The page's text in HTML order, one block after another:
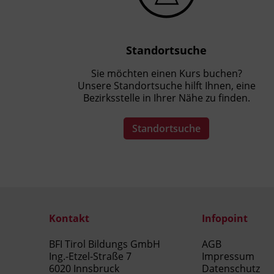
Standortsuche
Sie möchten einen Kurs buchen?
Unsere Standortsuche hilft Ihnen, eine
Bezirksstelle in Ihrer Nähe zu finden.
Standortsuche
Kontakt
BFI Tirol Bildungs GmbH
Ing.-Etzel-Straße 7
6020 Innsbruck
Infopoint
AGB
Impressum
Datenschutz